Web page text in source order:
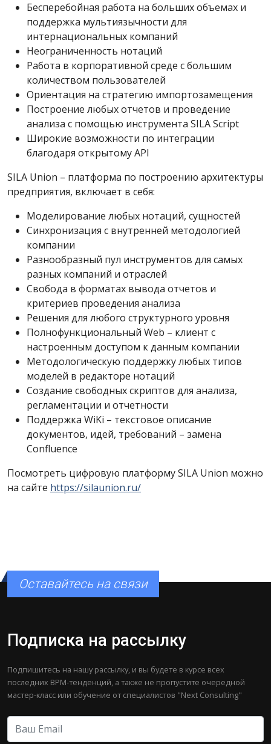
Бесперебойная работа на больших объемах и
поддержка мультиязычности для
интернациональных компаний
Неограниченность нотаций
Работа в корпоративной среде с большим
количеством пользователей
Ориентация на стратегию импортозамещения
Построение любых отчетов и проведение
анализа с помощью инструмента SILA Script
Широкие возможности по интеграции
благодаря открытому API
SILA Union – платформа по построению архитектуры
предприятия, включает в себя:
Моделирование любых нотаций, сущностей
Синхронизация с внутренней методологией
компании
Разнообразный пул инструментов для самых
разных компаний и отраслей
Свобода в форматах вывода отчетов и
критериев проведения анализа
Решения для любого структурного уровня
Полнофункциональный Web – клиент с
настроенным доступом к данным компании
Методологическую поддержку любых типов
моделей в редакторе нотаций
Создание свободных скриптов для анализа,
регламентации и отчетности
Поддержка WiKi – текстовое описание
документов, идей, требований – замена
Confluence
Посмотреть цифровую платформу SILA Union можно
на сайте https://silaunion.ru/
Оставайтесь на связи
Подписка на рассылку
Подпишитесь на нашу рассылку, и вы будете в курсе всех
последних BPM-тенденций, а также не пропустите очередной
мастер-класс или обучение от специалистов "Next Consulting"